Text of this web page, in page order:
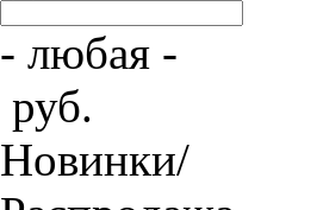
- любая -
руб.
Новинки/